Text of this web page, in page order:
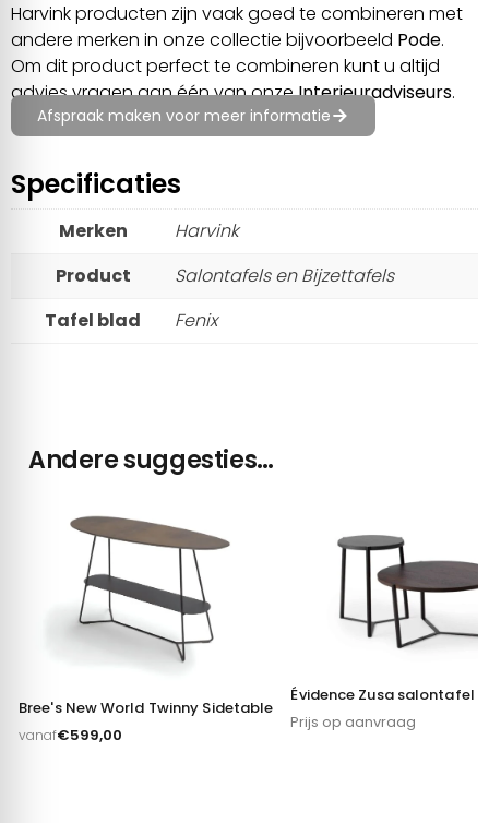
Harvink producten zijn vaak goed te combineren met
andere merken in onze collectie bijvoorbeeld Pode.
Om dit product perfect te combineren kunt u altijd
advies vragen aan één van onzeInterieuradviseurs.
Afspraak maken voor meer informatie
Specificaties
Merken
Harvink
Product
Salontafels en Bijzettafels
Tafel blad
Fenix
Andere suggesties…
Bree's New World Twinny Sidetable
vanaf€599,00
Évidence Zusa salontafel
Prijs op aanvraag